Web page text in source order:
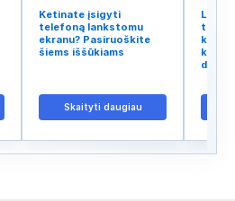
Ketinate įsigyti
telefoną lankstomu
ekranu? Pasiruoškite
šiems iššūkiams
Skaityti daugiau
tinklo
kodėl
kalba